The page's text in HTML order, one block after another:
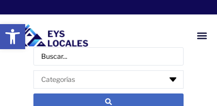
Abrir barra de herramientas